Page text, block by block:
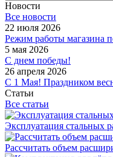
Новости
Все новости
22 июля 2026
Режим работы магазина
5 мая 2026
С днем победы!
26 апреля 2026
С 1 Мая! Праздником
Статьи
Все статьи
Эксплуатация стальных
Рассчитать объем